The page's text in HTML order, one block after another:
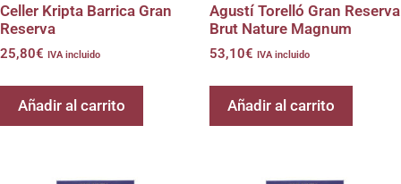
Celler Kripta Barrica Gran
Reserva
25,80€ IVA incluido
Añadir al carrito
Agustí Torelló Gran Reserva
Brut Nature Magnum
53,10€ IVA incluido
Añadir al carrito